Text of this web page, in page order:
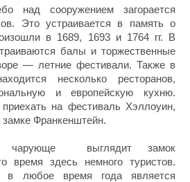
над сооружением загорается
Это устраивается в память о
в 1689, 1693 и 1764 гг. В
балы и торжественные
— летние фестивали. Также в
несколько ресторанов,
и европейскую кухню.
на фестиваль Хэллоуин,
замке Франкенштейн.
чарующе выглядит замок
время здесь немного туристов.
в любое время года является